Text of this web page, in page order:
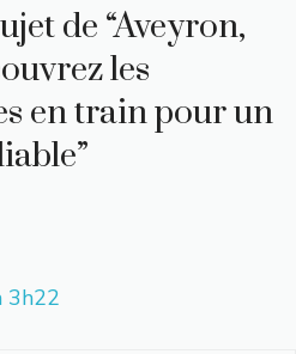
de “Aveyron,
les
en train pour un
3h22